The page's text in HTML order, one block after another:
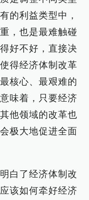
的利益类型中，
，也是最难触碰
好不好，直接决
得经济体制改革
核心、最艰难的
味着，只要经济
他领域的改革也
极大地促进全面
白了经济体制改
该如何牵好经济